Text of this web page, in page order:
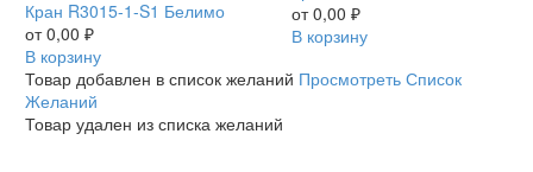
R3015-
1-
S1
Белимо
Кран R3015-1-S1 Белимо
от0,00 ₽
В корзину
Белимо
от0,00 ₽
В корзину
Товар добавлен в список желаний Просмотреть Список
Желаний
Товар удален из списка желаний